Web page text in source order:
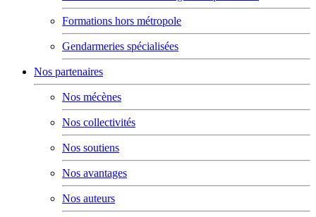
Formations hors métropole
Gendarmeries spécialisées
Nos partenaires
Nos mécènes
Nos collectivités
Nos soutiens
Nos avantages
Nos auteurs